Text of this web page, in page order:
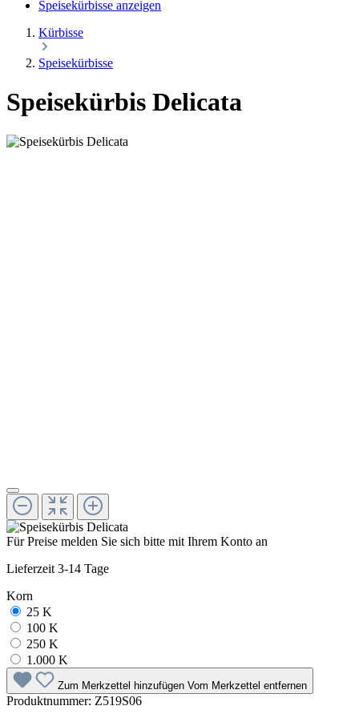
Speisekürbisse anzeigen
Kürbisse
Speisekürbisse
Speisekürbis Delicata
Für Preise melden Sie sich bitte mit Ihrem Konto an
Lieferzeit 3-14 Tage
Korn
25 K
100 K
250 K
1.000 K
Zum Merkzettel hinzufügen Vom Merkzettel entfernen
Produktnummer: Z519S06